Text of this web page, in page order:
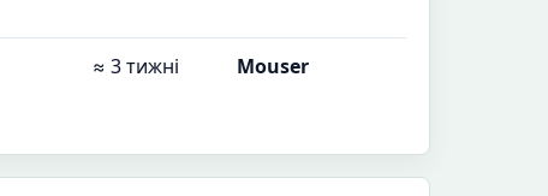
≈ 3 тижні Mouser